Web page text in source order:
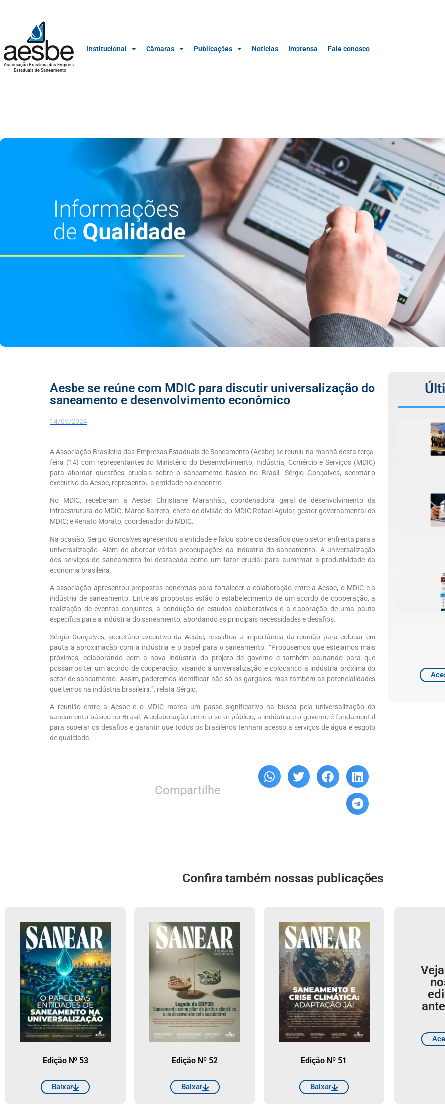
Associação Brasileira das Empresas
Estaduais de Saneamento
Institucional Câmaras Publicações Notícias Imprensa Fale conosco
Aesbe se reúne com MDIC para discutir universalização do
saneamento e desenvolvimento econômico
14/05/2024
A Associação Brasileira das Empresas Estaduais de Saneamento (Aesbe) se reuniu na manhã desta terça-
feira (14) com representantes do Ministério do Desenvolvimento, Indústria, Comércio e Serviços (MDIC)
para abordar questões cruciais sobre o saneamento básico no Brasil . Sérgio Gonçalves, secretário
executivo da Aesbe, representou a entidade no encontro.
No MDIC, receberam a Aesbe: Christiane Maranhão, coordenadora geral de desenvolvimento da
infraestrutura do MDIC; Marco Barreto, chefe de divisão do MDIC;Rafael Aguiar, gestor governamental do
MDIC;e Renato Morato, coordenador do MDIC.
Na ocasião,Sergio Gonçalves apresentou a entidade e falou sobre os desafios que o setor enfrenta para a
universalização. Além de abordarvárias preocupações da indústria do saneamento. A universalização
dos serviços de saneamento foi destacada como um fator crucial para aumentar a produtividade da
economia brasileira.
Aassociação apresentou propostas concretas para fortalecer a colaboração entre aAesbe, o MDIC e a
indústria de saneamento. Entre as propostas estão o estabelecimento de um acordo de cooperação, a
realização de eventos conjuntos, a condução de estudos colaborativos e a elaboração de uma pauta
específica para a indústria do saneamento, abordando as principais necessidades e desafios.
Sérgio Gonçalves, secretário executivo daAesbe, ressaltou a importância da reunião para colocar em
pauta a aproximação com a indústria e o papel para o saneamento. “Propusemos que estejamos mais
próximos, colaborando com a nova indústria do projeto de governo e também pautando para que
possamos ter um acordo de cooperação, visando a universalização e colocando a indústria próxima do
setor de saneamento. Assim, poderemos identificar não só os gargalos, mas também as potencialidades
que temos na indústria brasileira.”, relata Sérgio.
A reunião entre a Aesbee o MDIC marca um passo significativo na busca pela universalização do
saneamento básico no Brasil. A colaboração entre o setor público, a indústria e o governo é fundamental
para superar os desafios e garantir que todos os brasileiros tenham acesso a serviços de água e esgoto
de qualidade.
Compartilhe
Confira também nossas publicações
Edição Nº 53
Baixar
Edição Nº 52
Baixar
Edição Nº 51
Baixar